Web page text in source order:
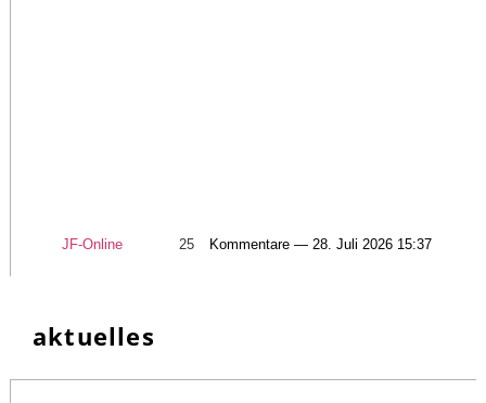
JF-Online 25 Kommentare — 28. Juli 2026 15:37
aktuelles